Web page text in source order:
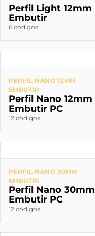
Perfil Light 12mm
Embutir
6 códigos
PERFIL NANO 12MM
EMBUTIR
Perfil Nano 12mm
Embutir PC
12 códigos
PERFIL NANO 30MM
EMBUTIR
Perfil Nano 30mm
Embutir PC
12 códigos